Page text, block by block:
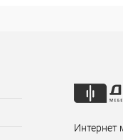
Интернет